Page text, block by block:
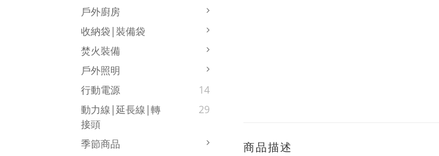
戶外廚房
收納袋|裝備袋
焚火裝備
戶外照明
行動電源
14
動力線|延長線|轉
接頭
29
季節商品
商品描述